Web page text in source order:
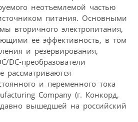
неотъемлемой частью
питания. Основными
вторичного электропитания,
ее эффективность, в том
и резервирования,
DC-преобразователи
рассматриваются
и переменного тока
Company (г. Конкорд,
вышедшей на российский